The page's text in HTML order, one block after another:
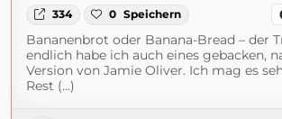
334 0 Speichern
Bananenbrot oder Banana-Bread – der
endlich habe ich auch eines gebacken,
Version von Jamie Oliver. Ich mag es
Rest (...)